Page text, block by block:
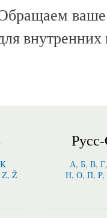
ваше
Z, Ž
А, Б, В,
Н, О, П,